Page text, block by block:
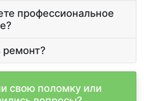
профессиональное
ремонт?
свою поломку или